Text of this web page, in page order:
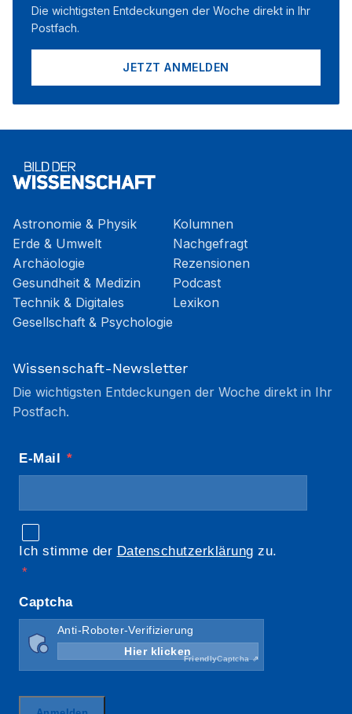
Die wichtigsten Entdeckungen der Woche direkt in Ihr
Postfach.
JETZT ANMELDEN
Astronomie & Physik
Erde & Umwelt
Archäologie
Gesundheit & Medizin
Technik & Digitales
Gesellschaft & Psychologie
Kolumnen
Nachgefragt
Rezensionen
Podcast
Lexikon
Wissenschaft-Newsletter
Die wichtigsten Entdeckungen der Woche direkt in Ihr
Postfach.